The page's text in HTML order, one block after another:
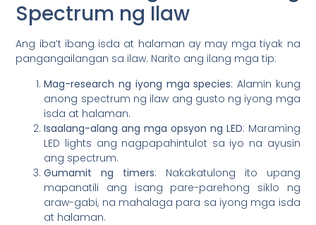
Spectrum ng Ilaw
Ang iba’t ibang isda at halaman ay may mga tiyak na
pangangailangan sa ilaw. Narito ang ilang mga tip:
Mag-research ng iyong mga species: Alamin kung
anong spectrum ng ilaw ang gusto ng iyong mga
isda at halaman.
Isaalang-alang ang mga opsyon ng LED: Maraming
LED lights ang nagpapahintulot sa iyo na ayusin
ang spectrum.
Gumamit ng timers: Nakakatulong ito upang
mapanatili ang isang pare-parehong siklo ng
araw-gabi, na mahalaga para sa iyong mga isda
at halaman.